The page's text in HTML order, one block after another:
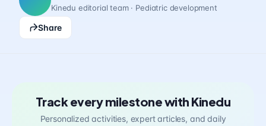
Kinedu editorial team · Pediatric development
Share
Track every milestone with Kinedu
Personalized activities, expert articles, and daily